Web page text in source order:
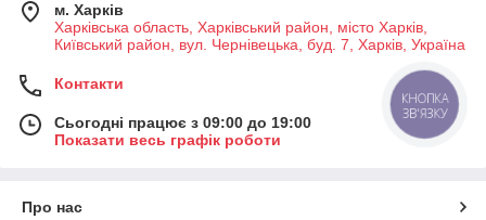
м. Харків
Харківська область, Харківський район, місто Харків,
Київський район, вул. Чернівецька, буд. 7, Харків, Україна
Контакти
Сьогодні працює з 09:00 до 19:00
Показати весь графік роботи
Про нас
КНОПКА
ЗВ'ЯЗКУ